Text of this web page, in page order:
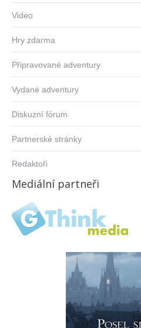
Video
Hry zdarma
Připravované adventury
Vydané adventury
Diskuzní fórum
Partnerské stránky
Redaktoři
Mediální partneři